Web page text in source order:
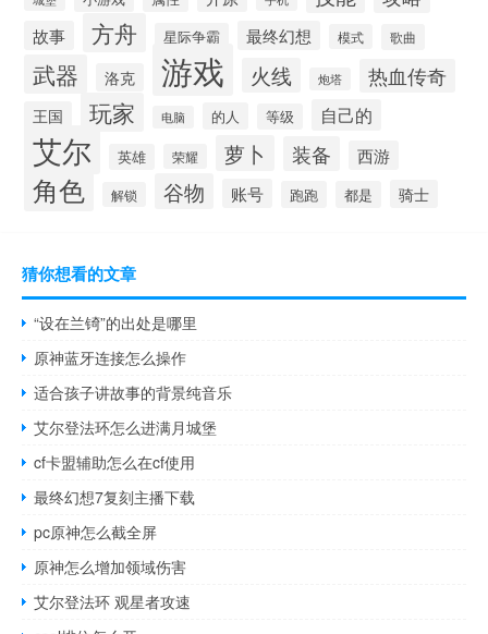
故事 方舟 星际争霸 最终幻想 模式 歌曲
武器 洛克 游戏 火线 炮塔 热血传奇
王国 玩家 电脑 的人 等级 自己的
艾尔 英雄 荣耀 萝卜 装备 西游
角色 解锁 谷物 账号 跑跑 都是 骑士
猜你想看的文章
“设在兰锜”的出处是哪里
原神蓝牙连接怎么操作
适合孩子讲故事的背景纯音乐
艾尔登法环怎么进满月城堡
cf卡盟辅助怎么在cf使用
最终幻想7复刻主播下载
pc原神怎么截全屏
原神怎么增加领域伤害
艾尔登法环 观星者攻速